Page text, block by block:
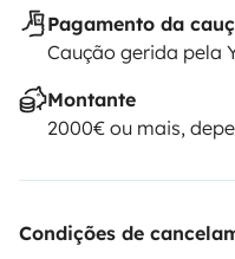
Pagamento da
Caução gerida pela
Montante
2000€ ou mais,
Condições de